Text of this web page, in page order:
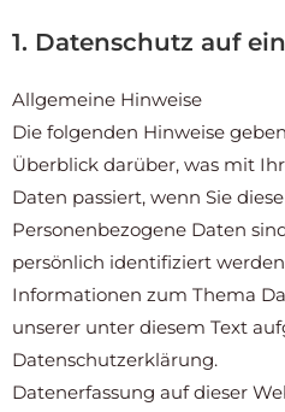
1. Datenschutz auf
Allgemeine Hinweise
Die folgenden Hinweise
Überblick darüber, was mit
Daten passiert, wenn Sie
Personenbezogene Daten
persönlich identifiziert
Informationen zum Thema
unserer unter diesem Text
Datenschutzerklärung.
Datenerfassung auf dieser